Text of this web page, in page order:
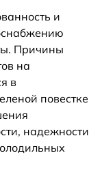
и
Причины
на
в
повестке
надежности